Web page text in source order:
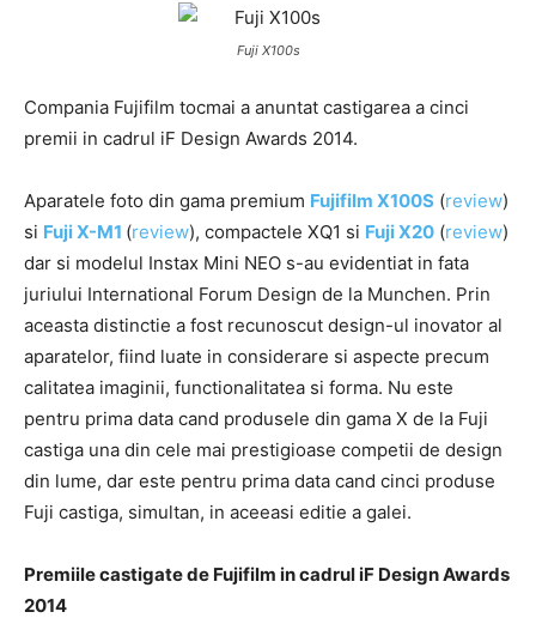
Fuji X100s
Compania Fujifilm tocmai a anuntat castigarea a cinci
premii in cadrul iF Design Awards 2014.
Aparatele foto din gama premium Fujifilm X100S (review)
si Fuji X-M1 (review), compactele XQ1 si Fuji X20 (review)
dar si modelul Instax Mini NEO s-au evidentiat in fata
juriului International Forum Design de la Munchen. Prin
aceasta distinctie a fost recunoscut design-ul inovator al
aparatelor, fiind luate in considerare si aspecte precum
calitatea imaginii, functionalitatea si forma. Nu este
pentru prima data cand produsele din gama X de la Fuji
castiga una din cele mai prestigioase competii de design
din lume, dar este pentru prima data cand cinci produse
Fuji castiga, simultan, in aceeasi editie a galei.
Premiile castigate de Fujifilm in cadrul iF Design Awards
2014